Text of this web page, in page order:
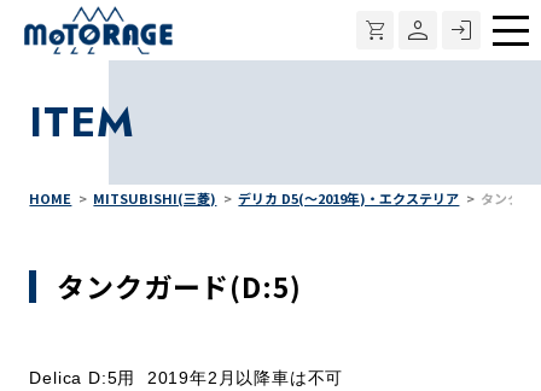
ITEM
HOME MITSUBISHI(三菱) デリカ D5(～2019年)・エクステリア タンクガ
タンクガード(D:5)
Delica D:5用 2019年2月以降車は不可
メ